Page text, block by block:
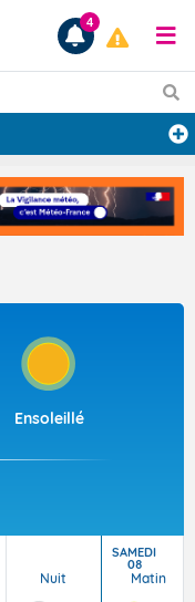
4
Ensoleillé
Nuit
SAMEDI
08
Matin